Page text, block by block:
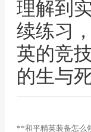
理解到
续练习
英的竞
的生与死
**和平精英装备怎么